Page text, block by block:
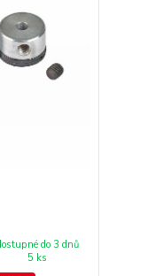
do 3 dnů
5 ks